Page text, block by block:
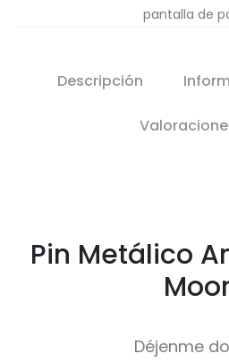
pantalla de
Descripción
Pin Metálico
Déjenme